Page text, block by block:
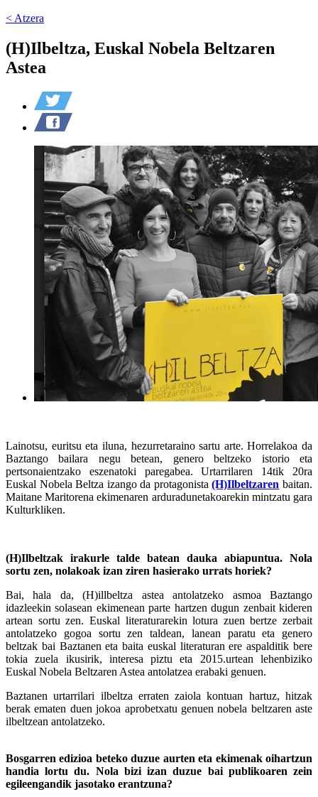
< Atzera
(H)Ilbeltza, Euskal Nobela Beltzaren
Astea
Lainotsu, euritsu eta iluna, hezurretaraino sartu arte. Horrelakoa da
Baztango bailara negu betean, genero beltzeko istorio eta
pertsonaientzako eszenatoki paregabea. Urtarrilaren 14tik 20ra
Euskal Nobela Beltza izango da protagonista(H)Ilbeltzaren baitan.
Maitane Maritorena ekimenaren arduradunetakoarekin mintzatu gara
Kulturkliken.
(H)Ilbeltzak irakurle talde batean dauka abiapuntua. Nola
sortu zen, nolakoak izan ziren hasierako urrats horiek?
Bai, hala da, (H)illbeltza astea antolatzeko asmoa Baztango
idazleekin solasean ekimenean parte hartzen dugun zenbait kideren
artean sortu zen. Euskal literaturarekin lotura zuen bertze zerbait
antolatzeko gogoa sortu zen taldean, lanean paratu eta genero
beltzak bai Baztanen eta baita euskal literaturan ere aspalditik bere
tokia zuela ikusirik, interesa piztu eta 2015.urtean lehenbiziko
Euskal Nobela Beltzaren Astea antolatzea erabaki genuen.
Baztanen urtarrilari ilbeltza erraten zaiola kontuan hartuz, hitzak
berak ematen duen jokoa aprobetxatu genuen nobela beltzaren aste
ilbeltzean antolatzeko.
Bosgarren edizioa beteko duzue aurten eta ekimenak oihartzun
handia lortu du. Nola bizi izan duzue bai publikoaren zein
egileengandik jasotako erantzuna?